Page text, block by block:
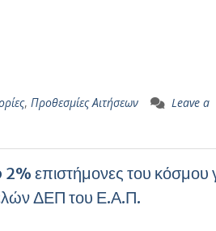
, Προθεσμίες Αιτήσεων
Leave a
επιστήμονες του κόσμου
ΔΕΠ του Ε.Α.Π.